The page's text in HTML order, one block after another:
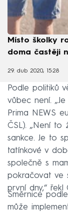
Místo školky
doma častěji
29. dub 2020, 15:28
Podle politiků
vůbec není.
Prima NEWS
ČSL). „Není to
sankce. Je to
tatínkové v
společně s
pokračovat ve
první dny,“ řekl
Směrnice
může